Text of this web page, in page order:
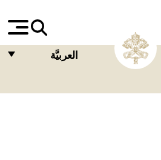
العربيَّة